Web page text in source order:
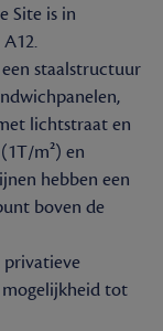
Site is in
staalstructuur
lichtstraat en
m²) en
hebben een
boven de
privatieve
mogelijkheid tot